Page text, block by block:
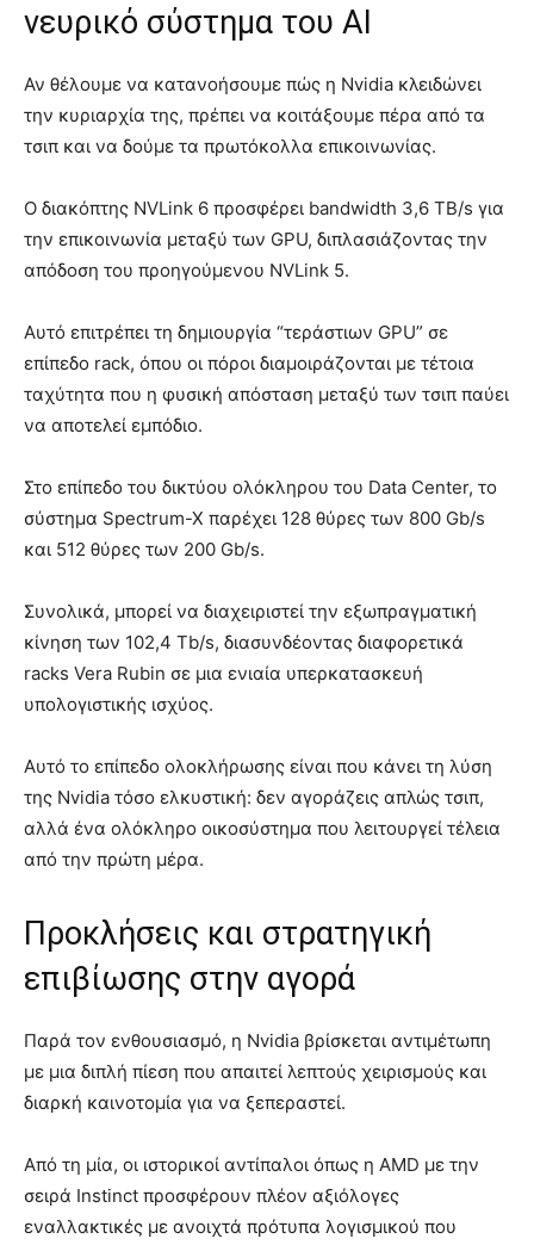
νευρικό σύστημα του AI
Αν θέλουμε να κατανοήσουμε πώς η Nvidia κλειδώνει
την κυριαρχία της, πρέπει να κοιτάξουμε πέρα από τα
τσιπ και να δούμε τα πρωτόκολλα επικοινωνίας.
Ο διακόπτης NVLink 6 προσφέρει bandwidth 3,6 TB/s για
την επικοινωνία μεταξύ των GPU, διπλασιάζοντας την
απόδοση του προηγούμενου NVLink 5.
Αυτό επιτρέπει τη δημιουργία “τεράστιων GPU” σε
επίπεδο rack, όπου οι πόροι διαμοιράζονται με τέτοια
ταχύτητα που η φυσική απόσταση μεταξύ των τσιπ παύει
να αποτελεί εμπόδιο.
Στο επίπεδο του δικτύου ολόκληρου του Data Center, το
σύστημα Spectrum-X παρέχει 128 θύρες των 800 Gb/s
και 512 θύρες των 200 Gb/s.
Συνολικά, μπορεί να διαχειριστεί την εξωπραγματική
κίνηση των 102,4 Tb/s, διασυνδέοντας διαφορετικά
racks Vera Rubin σε μια ενιαία υπερκατασκευή
υπολογιστικής ισχύος.
Αυτό το επίπεδο ολοκλήρωσης είναι που κάνει τη λύση
της Nvidia τόσο ελκυστική: δεν αγοράζεις απλώς τσιπ,
αλλά ένα ολόκληρο οικοσύστημα που λειτουργεί τέλεια
από την πρώτη μέρα.
Προκλήσεις και στρατηγική
επιβίωσης στην αγορά
Παρά τον ενθουσιασμό, η Nvidia βρίσκεται αντιμέτωπη
με μια διπλή πίεση που απαιτεί λεπτούς χειρισμούς και
διαρκή καινοτομία για να ξεπεραστεί.
Από τη μία, οι ιστορικοί αντίπαλοι όπως η AMD με την
σειρά Instinct προσφέρουν πλέον αξιόλογες
εναλλακτικές με ανοιχτά πρότυπα λογισμικού που